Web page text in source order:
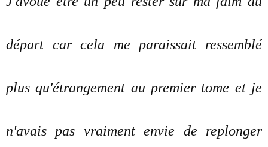
départ car cela me paraissait ressemblé
plus qu'étrangement au premier tome et je
n'avais pas vraiment envie de replonger